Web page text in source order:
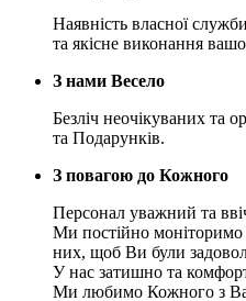
Наявність власної
та якісне виконання
З нами Весело
Безліч неочікуваних та
та Подарунків.
З повагою до Кожного
Персонал уважний та
Ми постійно моніторимо
них, щоб Ви були
У нас затишно та
Ми любимо Кожного з